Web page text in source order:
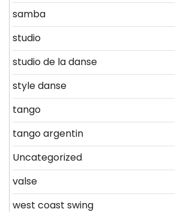
samba
studio
studio de la danse
style danse
tango
tango argentin
Uncategorized
valse
west coast swing